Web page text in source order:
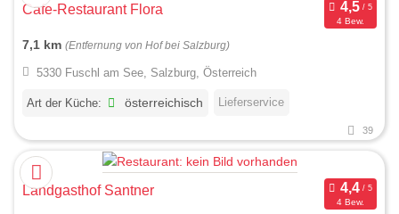
Cafe-Restaurant Flora
4 Bew.
7,1 km (Entfernung von Hof bei Salzburg)
5330 Fuschl am See, Salzburg, Österreich
Art der Küche: österreichisch Lieferservice
39
Landgasthof Santner
4 Bew.